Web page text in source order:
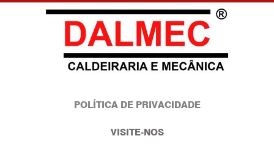
POLÍTICA DE PRIVACIDADE
VISITE-NOS